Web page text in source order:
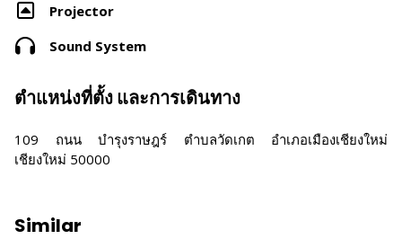
Projector
Sound System
ตำแหน่งที่ตั้ง และการเดินทาง
109 ถนน บำรุงราษฎร์ ตำบลวัดเกต อำเภอเมืองเชียงใหม่
เชียงใหม่ 50000
Similar